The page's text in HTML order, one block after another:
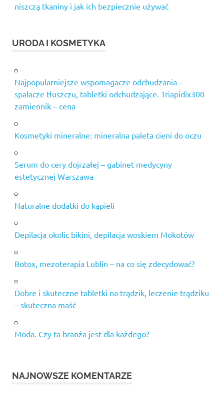
niszczą tkaniny i jak ich bezpiecznie używać
URODA I KOSMETYKA
Najpopularniejsze wspomagacze odchudzania –
spalacze tłuszczu, tabletki odchudzające. Triapidix300
zamiennik – cena
Kosmetyki mineralne: mineralna paleta cieni do oczu
Serum do cery dojrzałej – gabinet medycyny
estetycznej Warszawa
Naturalne dodatki do kąpieli
Depilacja okolic bikini, depilacja woskiem Mokotów
Botox, mezoterapia Lublin – na co się zdecydować?
Dobre i skuteczne tabletki na trądzik, leczenie trądziku
– skuteczna maść
Moda. Czy ta branża jest dla każdego?
NAJNOWSZE KOMENTARZE